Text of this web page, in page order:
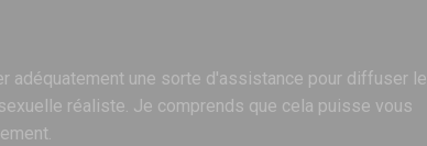
adéquatement une sorte d'assistance pour diffuser le
réaliste. Je comprends que cela puisse vous